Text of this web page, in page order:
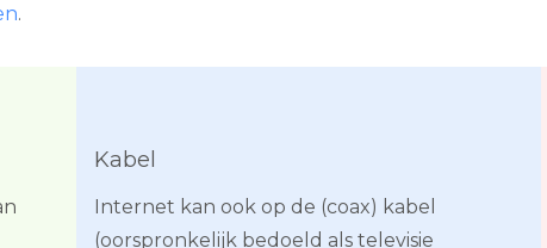
.
Kabel
Internet kan ook op de (coax) kabel
(oorspronkelijk bedoeld als televisie